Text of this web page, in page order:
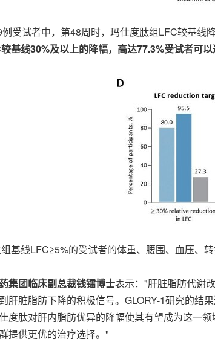
受试者中，第48周时，玛仕度肽组LFC较基线
基线30%及以上的降幅，高达77.3%受试者可以
基线LFC≥5%的受试者的体重、腰围、血压、转
集团临床副总裁钱镭博士表示："肝脏脂肪代谢
肝脏脂肪下降的积极信号。GLORY-1研究的结
度肽对肝内脂肪优异的降幅使其有望成为这一
提供更优的治疗选择。"